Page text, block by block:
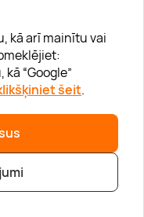
kā arī mainītu vai
“Google”
šeit.
|+371 6601 8025